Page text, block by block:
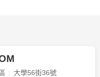
大學56街36號